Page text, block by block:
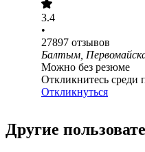
3.4
•
27897 отзывов
Балтым,
Можно без резюме
Откликнитесь среди
Откликнуться
Другие